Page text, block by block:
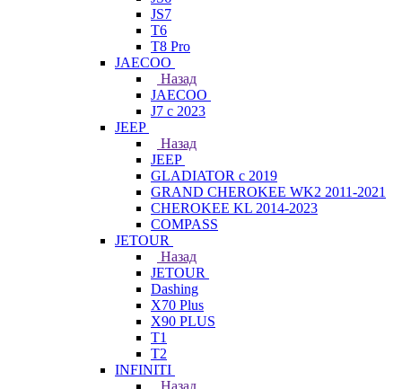
JS7
T6
T8 Pro
JAECOO
Назад
JAECOO
J7 с 2023
JEEP
Назад
JEEP
GLADIATOR с 2019
GRAND CHEROKEE WK2 2011-2021
CHEROKEE KL 2014-2023
COMPASS
JETOUR
Назад
JETOUR
Dashing
X70 Plus
X90 PLUS
T1
T2
INFINITI
Назад